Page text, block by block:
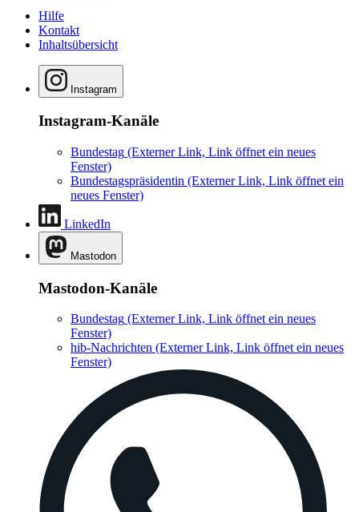
Hilfe
Kontakt
Inhaltsübersicht
Instagram
Instagram-Kanäle
Bundestag (Externer Link, Link öffnet ein neues
Fenster)
Bundestagspräsidentin (Externer Link, Link öffnet ein
neues Fenster)
LinkedIn
Mastodon
Mastodon-Kanäle
Bundestag (Externer Link, Link öffnet ein neues
Fenster)
hib-Nachrichten (Externer Link, Link öffnet ein neues
Fenster)